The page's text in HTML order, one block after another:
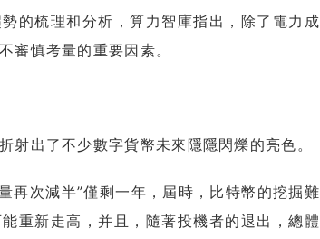
梳理和分析，算力智庫指出，除了電力成
審慎考量的重要因素。
出了不少數字貨幣未來隱隱閃爍的亮色。
次減半”僅剩一年，屆時，比特幣的挖掘難
重新走高，并且，隨著投機者的退出，總體